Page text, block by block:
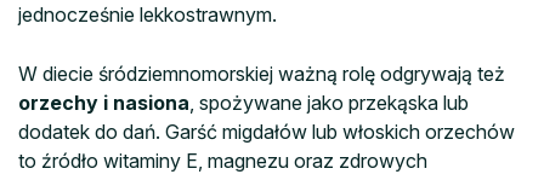
jednocześnie lekkostrawnym.
W diecie śródziemnomorskiej ważną rolę odgrywają też
orzechy i nasiona, spożywane jako przekąska lub
dodatek do dań. Garść migdałów lub włoskich orzechów
to źródło witaminy E, magnezu oraz zdrowych